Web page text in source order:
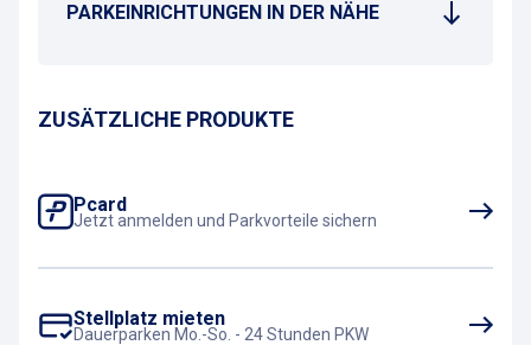
PARKEINRICHTUNGEN IN DER NÄHE
ZUSÄTZLICHE PRODUKTE
Pcard
Jetzt anmelden und Parkvorteile sichern
Stellplatz mieten
Dauerparken Mo.-So. - 24 Stunden PKW